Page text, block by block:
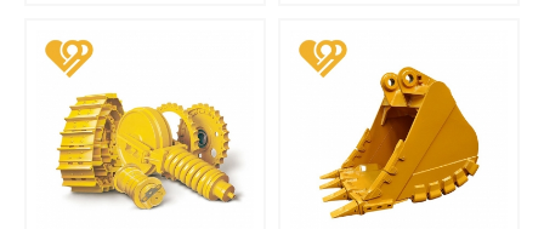
piezas de desgaste de